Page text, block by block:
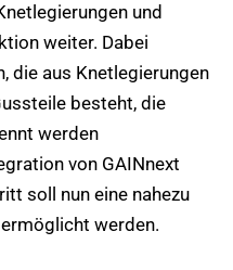
und
weiter. Dabei
die aus Knetlegierungen
besteht, die
werden
von GAINnext
soll nun eine nahezu
werden.